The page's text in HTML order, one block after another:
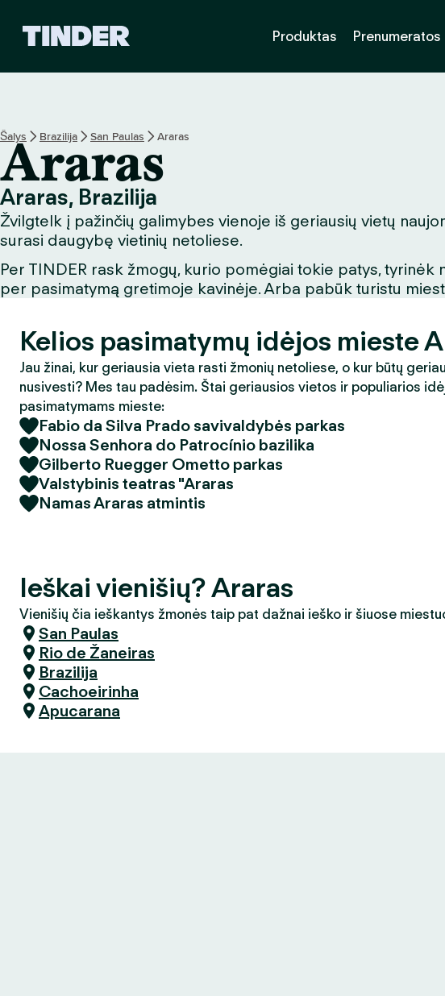
p
a
r
i
n
d
n
i
Produktas Prenumeratos
Šalys Brazilija San Paulas Araras
Araras
Araras, Brazilija
Žvilgtelk į pažinčių galimybes vienoje iš geriausių vietų
surasi daugybę vietinių netoliese.
Per TINDER rask žmogų, kurio pomėgiai tokie patys,
per pasimatymą gretimoje kavinėje. Arba pabūk turistu
Kelios pasimatymų idėjos mieste
Jau žinai, kur geriausia vieta rasti žmonių netoliese, o kur būtų
nusivesti? Mes tau padėsim. Štai geriausios vietos ir populiarios
pasimatymams mieste:
Fabio da Silva Prado savivaldybės parkas
Nossa Senhora do Patrocínio bazilika
Gilberto Ruegger Ometto parkas
Valstybinis teatras "Araras
Namas Araras atmintis
Ieškai vienišių? Araras
Vienišių čia ieškantys žmonės taip pat dažnai ieško ir šiuose
San Paulas
Rio de Žaneiras
Brazilija
Cachoeirinha
Apucarana